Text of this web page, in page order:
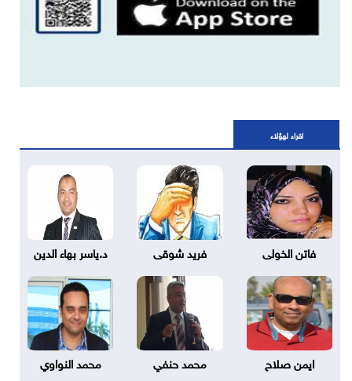
اقراء لهؤلاء
فاتن الخولى فريد شوقى د.ياسر بهاء الدين
ايمن صلاح محمد حنفي محمد النواوي